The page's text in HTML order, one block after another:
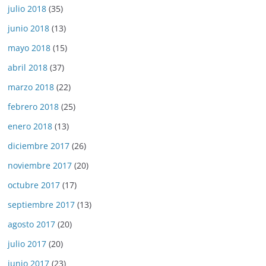
julio 2018 (35)
junio 2018 (13)
mayo 2018 (15)
abril 2018 (37)
marzo 2018 (22)
febrero 2018 (25)
enero 2018 (13)
diciembre 2017 (26)
noviembre 2017 (20)
octubre 2017 (17)
septiembre 2017 (13)
agosto 2017 (20)
julio 2017 (20)
junio 2017 (23)